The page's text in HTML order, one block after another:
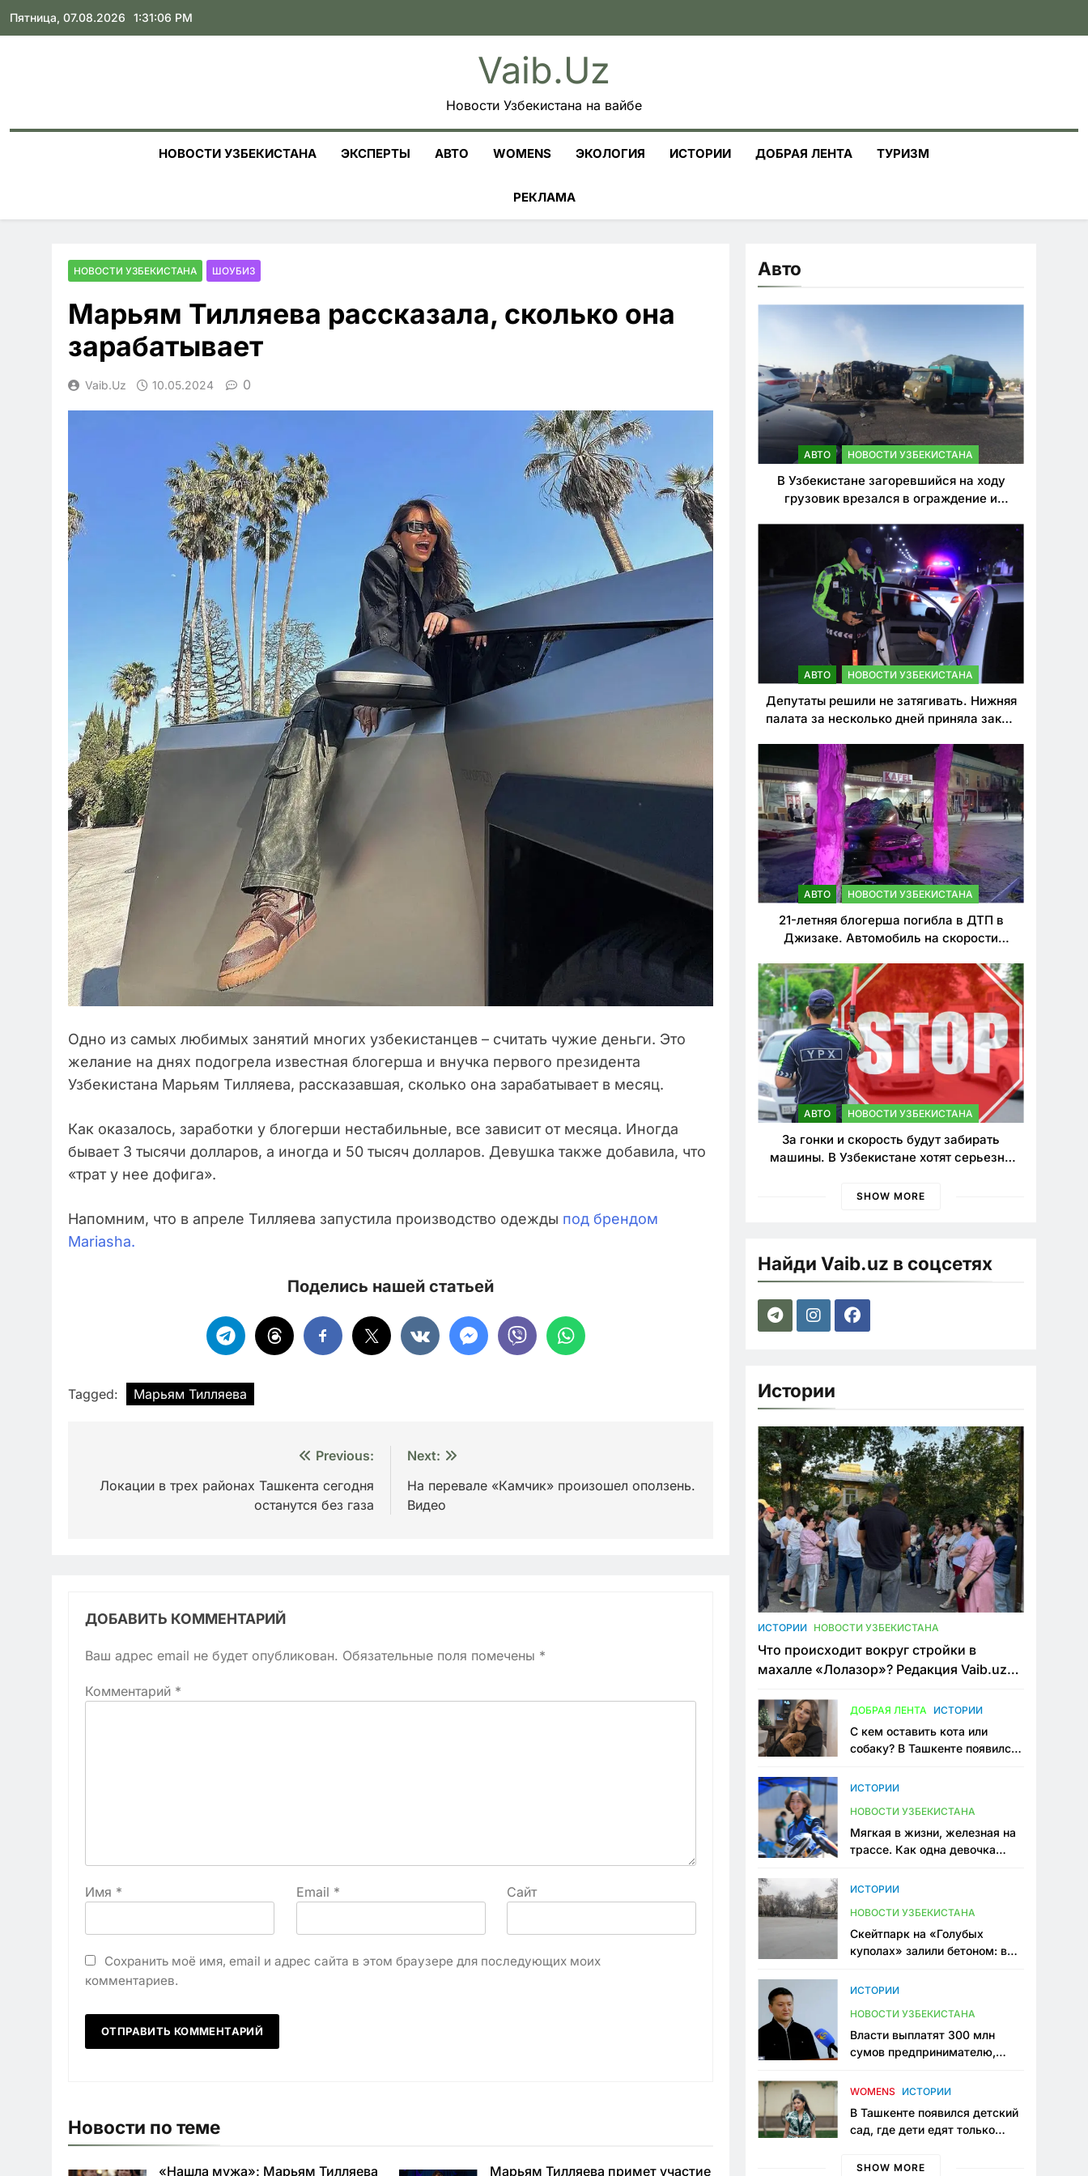
Skip
Пятница, 07.08.2026 1:31:07 PM
Vaib.uz
Новости Узбекистана на вайбе
НОВОСТИ УЗБЕКИСТАНА ЭКСПЕРТЫ АВТО WOMENS ЭКОЛОГИЯ ИСТОРИИ ДОБРАЯ ЛЕНТА ТУРИЗМ
РЕКЛАМА
НОВОСТИ УЗБЕКИСТАНА ШОУБИЗ
Марьям Тилляева рассказала, сколько она
зарабатывает
Vaib.uz 10.05.2024 0
Одно из самых любимых занятий многих узбекистанцев – считать чужие деньги. Это
желание на днях подогрела известная блогерша и внучка первого президента
Узбекистана Марьям Тилляева, рассказавшая, сколько она зарабатывает в месяц.
Как оказалось, заработки у блогерши нестабильные, все зависит от месяца. Иногда
бывает 3 тысячи долларов, а иногда и 50 тысяч долларов. Девушка также добавила, что
«трат у нее дофига».
Напомним, что в апреле Тилляева запустила производство одежды под брендом
Mariasha.
Поделись нашей статьей
Tagged: Марьям Тилляева
по
Previous:
Локации в трех районах Ташкента сегодня
останутся без газа
Next:
На перевале «Камчик» произошел оползень.
Видео
ДОБАВИТЬ КОММЕНТАРИЙ
Ваш адрес email не будет опубликован. Обязательные поля помечены *
Комментарий *
Имя * Email * Сайт
Сохранить моё имя, email и адрес сайта в этом браузере для последующих моих
комментариев.
Новости по теме
«Нашла мужа»: Марьям Тилляева
Марьям Тилляева примет участие
Авто
АВТО НОВОСТИ УЗБЕКИСТАНА
В Узбекистане загоревшийся на ходу
грузовик врезался в ограждение и
АВТО НОВОСТИ УЗБЕКИСТАНА
Депутаты решили не затягивать. Нижняя
палата за несколько дней приняла закон
нарушителей ПДД
АВТО НОВОСТИ УЗБЕКИСТАНА
21-летняя блогерша погибла в ДТП в
Джизаке. Автомобиль на скорости
АВТО НОВОСТИ УЗБЕКИСТАНА
За гонки и скорость будут забирать
машины. В Узбекистане хотят серьезно
SHOW MORE
Найди Vaib.uz в соцсетях
Истории
ИСТОРИИ НОВОСТИ УЗБЕКИСТАНА
Что происходит вокруг стройки в
махалле «Лолазор»? Редакция Vaib.uz
конфликта
ДОБРАЯ ЛЕНТА ИСТОРИИ
С кем оставить кота или
собаку? В Ташкенте появился
ИСТОРИИ
НОВОСТИ УЗБЕКИСТАНА
Мягкая в жизни, железная на
трассе. Как одна девочка
Узбекистане
ИСТОРИИ
НОВОСТИ УЗБЕКИСТАНА
Скейтпарк на «Голубых
куполах» залили бетоном: в
одно общественное
ИСТОРИИ
НОВОСТИ УЗБЕКИСТАНА
Власти выплатят 300 млн
сумов предпринимателю,
тюрьме по незаконному
WOMENS ИСТОРИИ
В Ташкенте появился детский
сад, где дети едят только
мама, которая устала просить
SHOW MORE